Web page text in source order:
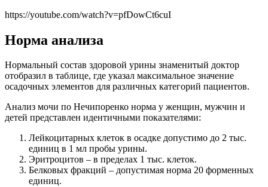
https://youtube.com/watch?v=pfDowCt6cuI
Норма анализа
Нормальный состав здоровой урины знаменитый доктор
отобразил в таблице, где указал максимальное значение
осадочных элементов для различных категорий пациентов.
Анализ мочи по Нечипоренко норма у женщин, мужчин и
детей представлен идентичными показателями:
Лейкоцитарных клеток в осадке допустимо до 2 тыс.
единиц в 1 мл пробы урины.
Эритроцитов – в пределах 1 тыс. клеток.
Белковых фракций – допустимая норма 20 форменных
единиц.